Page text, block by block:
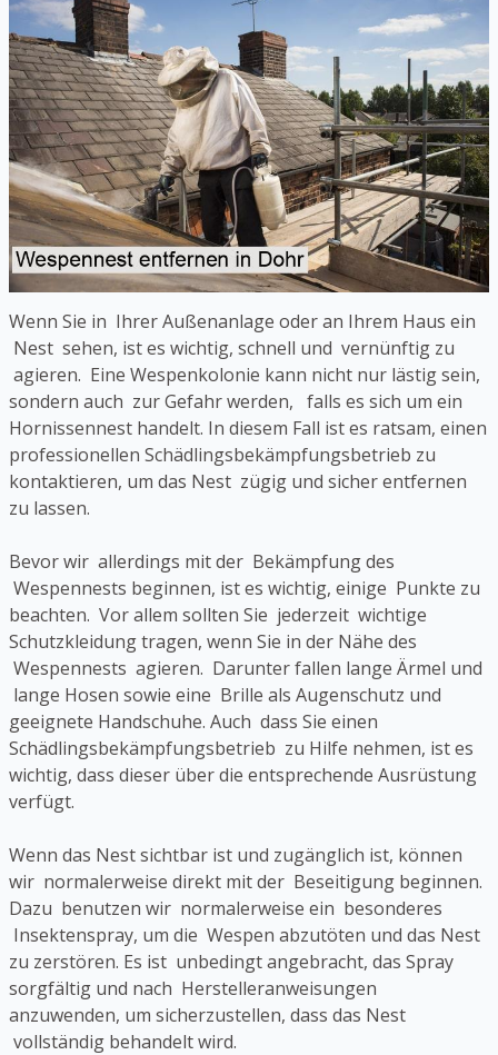
Wenn Sie in Ihrer Außenanlage oder an Ihrem Haus ein
Nest sehen, ist es wichtig, schnell und vernünftig zu
agieren. Eine Wespenkolonie kann nicht nur lästig sein,
sondern auch zur Gefahr werden, falls es sich um ein
Hornissennest handelt. In diesem Fall ist es ratsam, einen
professionellen Schädlingsbekämpfungsbetrieb zu
kontaktieren, um das Nest zügig und sicher entfernen
zu lassen.
Bevor wir allerdings mit der Bekämpfung des
Wespennests beginnen, ist es wichtig, einige Punkte zu
beachten. Vor allem sollten Sie jederzeit wichtige
Schutzkleidung tragen, wenn Sie in der Nähe des
Wespennests agieren. Darunter fallen lange Ärmel und
lange Hosen sowie eine Brille als Augenschutz und
geeignete Handschuhe. Auch dass Sie einen
Schädlingsbekämpfungsbetrieb zu Hilfe nehmen, ist es
wichtig, dass dieser über die entsprechende Ausrüstung
verfügt.
Wenn das Nest sichtbar ist und zugänglich ist, können
wir normalerweise direkt mit der Beseitigung beginnen.
Dazu benutzen wir normalerweise ein besonderes
Insektenspray, um die Wespen abzutöten und das Nest
zu zerstören. Es ist unbedingt angebracht, das Spray
sorgfältig und nach Herstelleranweisungen
anzuwenden, um sicherzustellen, dass das Nest
vollständig behandelt wird.